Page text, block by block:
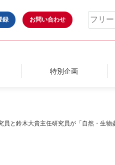
録 お問い合わせ
特別企画
と鈴木大貴主任研究員が「自然・生